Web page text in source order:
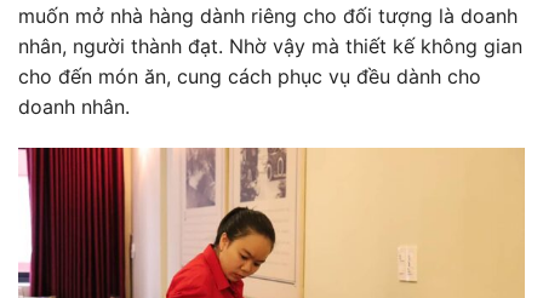
muốn mở nhà hàng dành riêng cho đối tượng là doanh
nhân, người thành đạt. Nhờ vậy mà thiết kế không gian
cho đến món ăn, cung cách phục vụ đều dành cho
doanh nhân.